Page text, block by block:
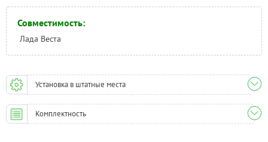
Совместимость:
Лада Веста
Установка в штатные места
Комплектность